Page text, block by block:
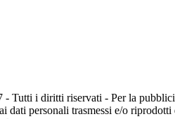
Tutti i diritti riservati - Per la
dati personali trasmessi e/o